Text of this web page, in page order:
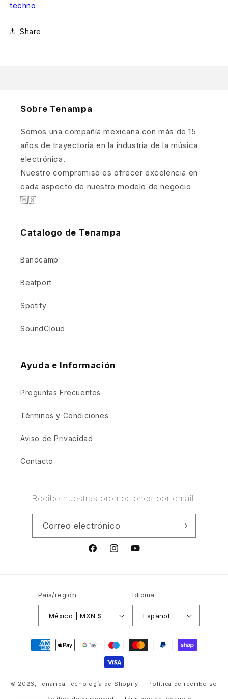
techno
Share
Sobre Tenampa
Somos una compañía mexicana con más de 15
años de trayectoria en la industria de la música
electrónica.
Nuestro compromiso es ofrecer excelencia en
cada aspecto de nuestro modelo de negocio
🇲🇽
Catalogo de Tenampa
Bandcamp
Beatport
Spotify
SoundCloud
Ayuda e Información
Preguntas Frecuentes
Términos y Condiciones
Aviso de Privacidad
Contacto
Recibe nuestras promociones por email.
Correo electrónico
FacebookInstagramYouTube
País/región
México | MXN $
Idioma
Español
Formas
© 2026,Tenampa Tecnología de Shopify Política de reembolso